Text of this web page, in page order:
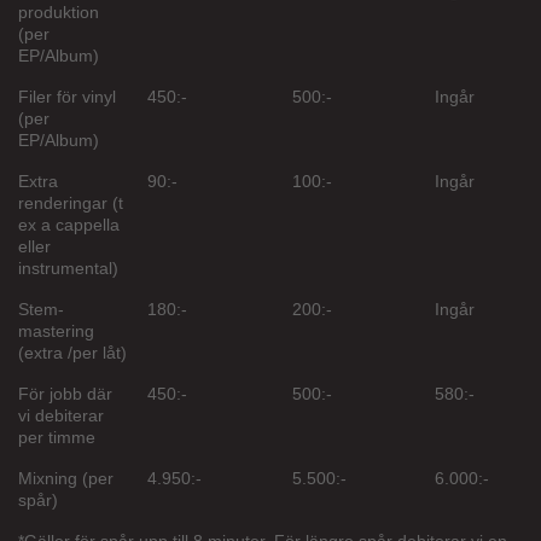
produktion
(per
EP/Album)
Filer för vinyl
(per
EP/Album)
450:- 500:- Ingår
Extra
renderingar (t
ex a cappella
eller
instrumental)
90:- 100:- Ingår
Stem-
mastering
(extra /per låt)
180:- 200:- Ingår
För jobb där
vi debiterar
per timme
450:- 500:- 580:-
Mixning (per
spår)
4.950:- 5.500:- 6.000:-